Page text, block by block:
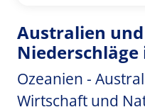
Australien
Niederschläge
Ozeanien -
Wirtschaft und